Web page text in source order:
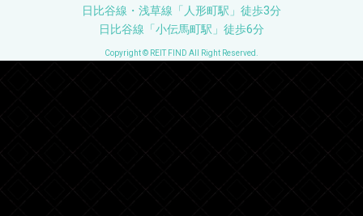
日比谷線・浅草線「人形町駅」徒歩3分
日比谷線「小伝馬町駅」徒歩6分
Copyright © REIT FIND All Right Reserved.